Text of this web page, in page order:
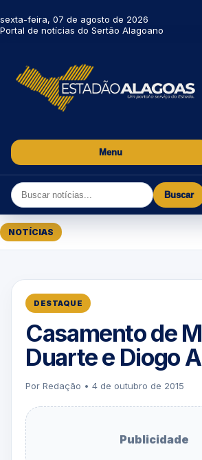
sexta-feira, 07 de agosto de 2026
Portal de notícias do Sertão Alagoano
Menu
Buscar
NOTÍCIAS
DESTAQUE
Casamento de
Duarte e Diogo
Por Redação • 4 de outubro de 2015
Publicidade